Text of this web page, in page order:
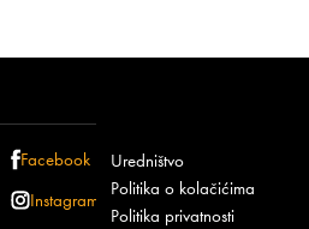
Facebook
Instagram
Uredništvo
Politika o kolačićima
Politika privatnosti